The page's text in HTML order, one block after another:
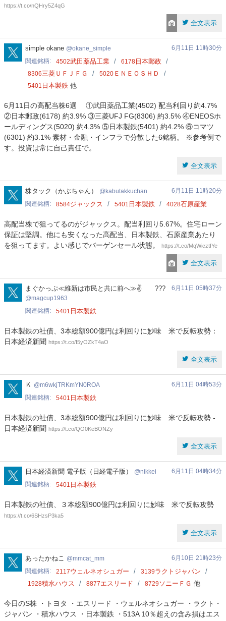
https://t.co/nQHry5Z4qG
全文表示
okane_simple
simple okane okane_simple
6月11日 11時30分
関連銘柄
4502武田薬品工業 6178 日本郵政
8306三菱ＵＦＪＦＧ 5020 ＥＮＥＯＳＨＤ
5401 日本製鉄 他
6月11日の高配当株6選 ①武田薬品工業(4502) 配当利回り約4.7%
②日本郵政(6178) 約3.9% ③三菱UFJ FG(8306) 約3.5% ④ENEOSホ
ールディングス(5020) 約4.3% ⑤日本製鉄(5401) 約4.2% ⑥コマツ
(6301) 約3.1% 素材・金融・インフラで分散した6銘柄。 ※参考例で
す。投資は常に自己責任で。
全文表示
kabutakkuchan
株タック（かぶちゃん） kabutakkuchan
6月11日 11時20分
関連銘柄
8584ジャックス 5401 日本製鉄 4028石原産業
高配当株で狙ってるのがジャックス。配当利回り5.67%。住宅ローン
保証は堅調。他にも安くなった高配当、日本製鉄、石原産業あたり
を狙ってます。よい感じでバーゲンセール状態。
https://t.co/MqWicztIYe
全文表示
magcup1963
まぐかっぷ≪維新は市民と共に前へ≫✌️ ???
magcup1963
6月11日 05時37分
関連銘柄 5401 日本製鉄
日本製鉄の社債、3本総額900億円は利回りに妙味 米で反転攻勢：
日本経済新聞 https://t.co/I5yOZkT4aO
全文表示
m6wkjTRKmYN0ROA
Ｋ m6wkjTRKmYN0ROA
6月11日 04時53分
関連銘柄
5401 日本製鉄
日本製鉄の社債、3本総額900億円は利回りに妙味 米で反転攻勢 -
日本経済新聞 https://t.co/QO0KeBONZy
全文表示
nikkei
日本経済新聞 電子版（日経電子版） nikkei
6月11日 04時34分
関連銘柄
5401 日本製鉄
日本製鉄の社債、３本総額900億円は利回りに妙味 米で反転攻勢
https://t.co/6SHzsP3ka5
全文表示
mmcat_mm
あったかねこ mmcat_mm
6月10日 21時23分
関連銘柄
2117ウェルネオシュガー 3139ラクトジャパン
1928積水ハウス 8877エスリード 8729 ソニーＦＧ 他
今日のS株 ・トヨタ ・エスリード ・ウェルネオシュガー ・ラクト・
ジャパン ・積水ハウス ・日本製鉄 ・513A 10％超えの含み損はエス